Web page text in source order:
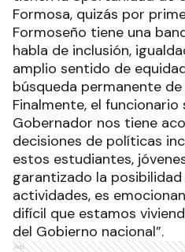
Formosa, quizás por
Formoseño tiene una
habla de inclusión,
amplio sentido de
búsqueda permanente
Finalmente, el funcionario
Gobernador nos tiene
decisiones de políticas
estos estudiantes,
garantizado la
actividades, es
difícil que estamos
del Gobierno nacional”.
Ads